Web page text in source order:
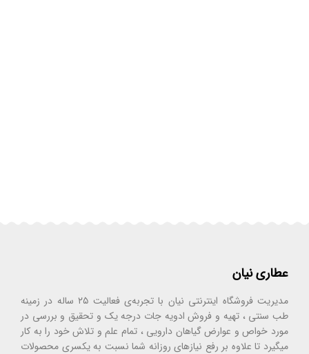
عطاری نیان
مدیریت فروشگاه اینترنتی نیان با تجربه‌ی فعالیت ۲۵ ساله در زمینه
طب سنتی ، تهیه و فروش ادویه جات درجه یک و تحقیق و بررسی در
مورد خواص و عوارض گیاهان دارویی ، تمام علم و تلاش خود را به کار
میگیرد تا علاوه بر رفع نیازهای روزانه شما نسبت به یکسری محصولات